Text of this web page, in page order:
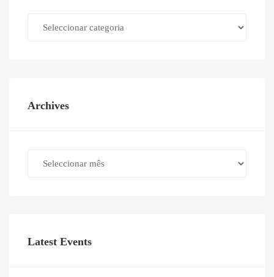
Archives
Latest Events